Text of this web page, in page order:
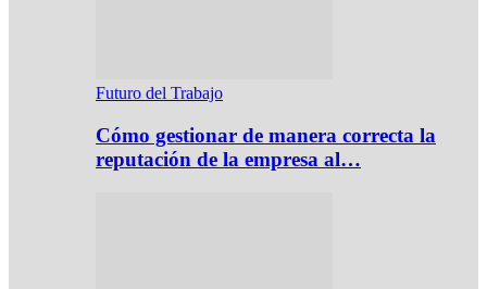
Futuro del Trabajo
Cómo gestionar de manera correcta la
reputación de la empresa al…